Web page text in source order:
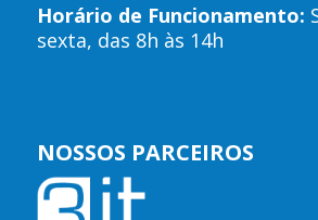
Horário de Funcionamento:
sexta, das 8h às 14h
NOSSOS PARCEIROS